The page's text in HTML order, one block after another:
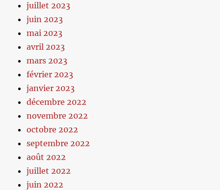
juillet 2023
juin 2023
mai 2023
avril 2023
mars 2023
février 2023
janvier 2023
décembre 2022
novembre 2022
octobre 2022
septembre 2022
août 2022
juillet 2022
juin 2022